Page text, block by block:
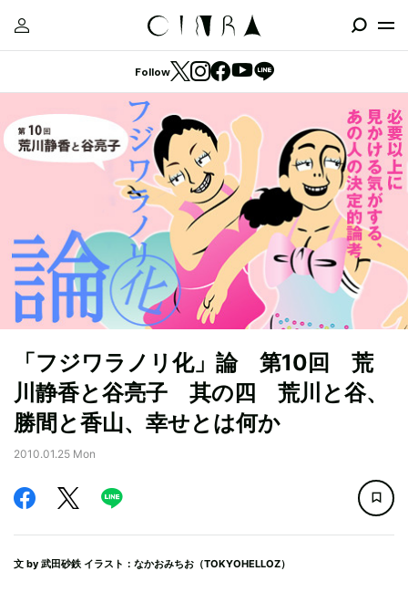
Follow
「フジワラノリ化」論 第10回 荒
川静香と谷亮子 其の四 荒川と谷、
勝間と香山、幸せとは何か
2010.01.25 Mon
文 by 武田砂鉄 イラスト：なかおみちお（TOKYOHELLOZ）